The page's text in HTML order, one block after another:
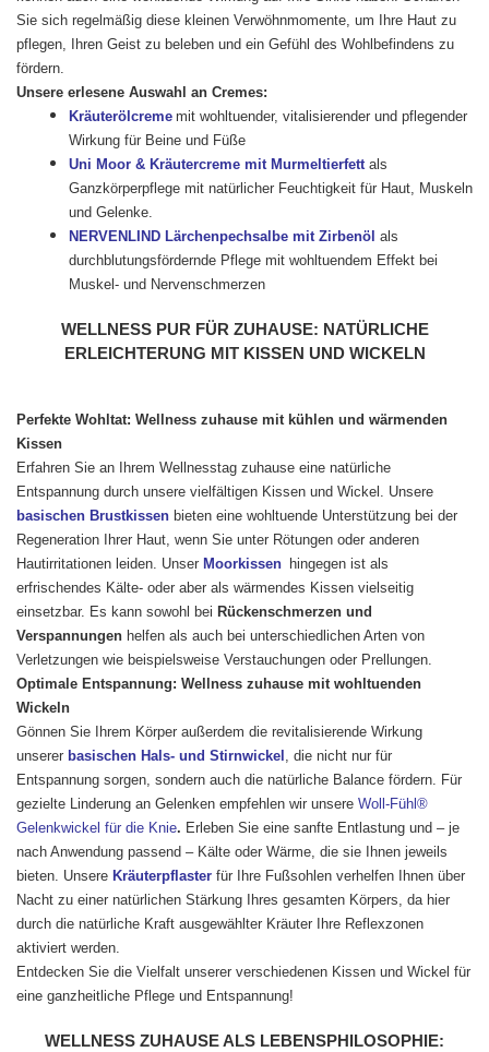
Sie sich regelmäßig diese kleinen Verwöhnmomente, um Ihre Haut zu
pflegen, Ihren Geist zu beleben und ein Gefühl des Wohlbefindens zu
fördern.
Unsere erlesene Auswahl an Cremes:
Kräuterölcreme mit wohltuender, vitalisierender und pflegender
Wirkung für Beine und Füße
Uni Moor & Kräutercreme mit Murmeltierfett als
Ganzkörperpflege mit natürlicher Feuchtigkeit für Haut, Muskeln
und Gelenke.
NERVENLIND Lärchenpechsalbe mit Zirbenöl als
durchblutungsfördernde Pflege mit wohltuendem Effekt bei
Muskel- und Nervenschmerzen
WELLNESS PUR FÜR ZUHAUSE: NATÜRLICHE
ERLEICHTERUNG MIT KISSEN UND WICKELN
Perfekte Wohltat: Wellness zuhause mit kühlen und wärmenden
Kissen
Erfahren Sie an Ihrem Wellnesstag zuhause eine natürliche
Entspannung durch unsere vielfältigen Kissen und Wickel. Unsere
basischen Brustkissen bieten eine wohltuende Unterstützung bei der
Regeneration Ihrer Haut, wenn Sie unter Rötungen oder anderen
Hautirritationen leiden. Unser Moorkissen hingegen ist als
erfrischendes Kälte- oder aber als wärmendes Kissen vielseitig
einsetzbar. Es kann sowohl bei Rückenschmerzen und
Verspannungen helfen als auch bei unterschiedlichen Arten von
Verletzungen wie beispielsweise Verstauchungen oder Prellungen.
Optimale Entspannung: Wellness zuhause mit wohltuenden
Wickeln
Gönnen Sie Ihrem Körper außerdem die revitalisierende Wirkung
unserer basischen Hals- und Stirnwickel , die nicht nur für
Entspannung sorgen, sondern auch die natürliche Balance fördern. Für
gezielte Linderung an Gelenken empfehlen wir unsere Woll-Fühl®
Gelenkwickel für die Knie. Erleben Sie eine sanfte Entlastung und – je
nach Anwendung passend – Kälte oder Wärme, die sie Ihnen jeweils
bieten. Unsere Kräuterpflaster für Ihre Fußsohlen verhelfen Ihnen über
Nacht zu einer natürlichen Stärkung Ihres gesamten Körpers, da hier
durch die natürliche Kraft ausgewählter Kräuter Ihre Reflexzonen
aktiviert werden.
Entdecken Sie die Vielfalt unserer verschiedenen Kissen und Wickel für
eine ganzheitliche Pflege und Entspannung!
WELLNESS ZUHAUSE ALS LEBENSPHILOSOPHIE: